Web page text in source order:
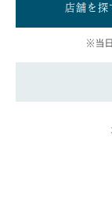
店舗を探
※当